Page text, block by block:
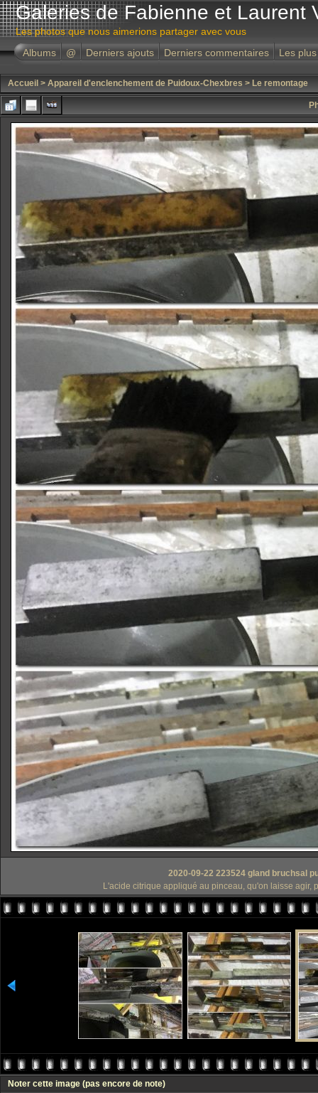
Galeries de Fabienne et Laurent
Les photos que nous aimerions partager avec vous
Albums
@ Derniers ajouts Derniers commentaires Les
Accueil > Appareil d'enclenchement de Puidoux-Chexbres > Le remontage
2020-09-22 223524 gland bruchsal
L'acide citrique appliqué au pinceau, qu'on laisse
Noter cette image (pas encore de note)